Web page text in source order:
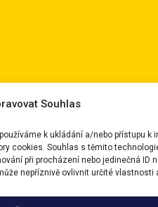
Souhlas
k ukládání a/nebo přístupu k
cookies. Souhlas s těmito
při procházení nebo jedinečná ID
nepříznivě ovlivnit určité vlastnosti